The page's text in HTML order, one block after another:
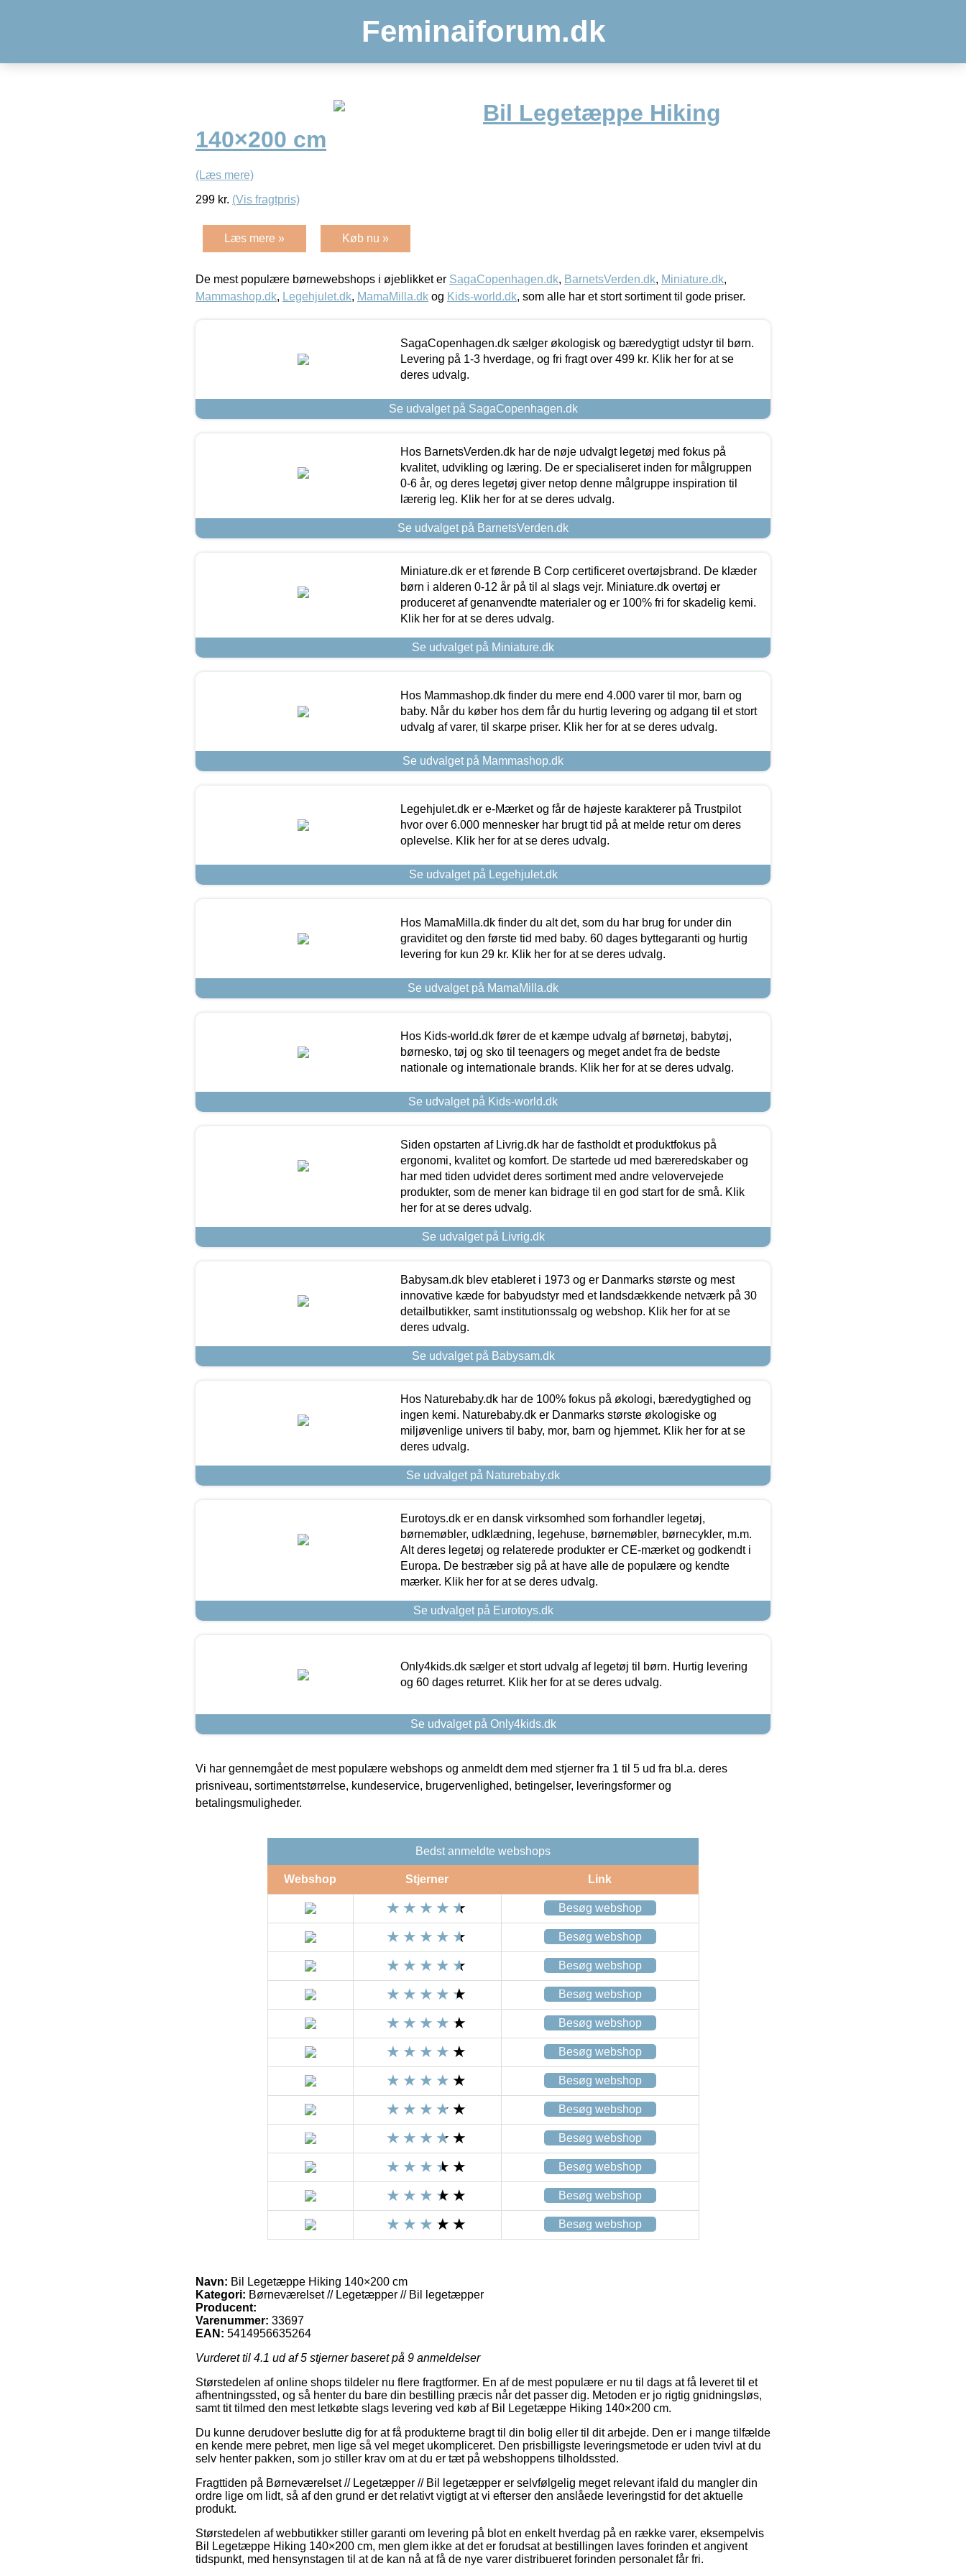
Feminaiforum.dk
Bil Legetæppe Hiking
140×200 cm
(Læs mere)
299 kr. (Vis fragtpris)
Læs mere » Køb nu »
De mest populære børnewebshops i øjeblikket er SagaCopenhagen.dk, BarnetsVerden.dk, Miniature.dk,
Mammashop.dk, Legehjulet.dk, MamaMilla.dk og Kids-world.dk, som alle har et stort sortiment til gode priser.
SagaCopenhagen.dk sælger økologisk og bæredygtigt udstyr til børn.
Levering på 1-3 hverdage, og fri fragt over 499 kr. Klik her for at se
deres udvalg.
Se udvalget på SagaCopenhagen.dk
Hos BarnetsVerden.dk har de nøje udvalgt legetøj med fokus på
kvalitet, udvikling og læring. De er specialiseret inden for målgruppen
0-6 år, og deres legetøj giver netop denne målgruppe inspiration til
lærerig leg. Klik her for at se deres udvalg.
Se udvalget på BarnetsVerden.dk
Miniature.dk er et førende B Corp certificeret overtøjsbrand. De klæder
børn i alderen 0-12 år på til al slags vejr. Miniature.dk overtøj er
produceret af genanvendte materialer og er 100% fri for skadelig kemi.
Klik her for at se deres udvalg.
Se udvalget på Miniature.dk
Hos Mammashop.dk finder du mere end 4.000 varer til mor, barn og
baby. Når du køber hos dem får du hurtig levering og adgang til et stort
udvalg af varer, til skarpe priser. Klik her for at se deres udvalg.
Se udvalget på Mammashop.dk
Legehjulet.dk er e-Mærket og får de højeste karakterer på Trustpilot
hvor over 6.000 mennesker har brugt tid på at melde retur om deres
oplevelse. Klik her for at se deres udvalg.
Se udvalget på Legehjulet.dk
Hos MamaMilla.dk finder du alt det, som du har brug for under din
graviditet og den første tid med baby. 60 dages byttegaranti og hurtig
levering for kun 29 kr. Klik her for at se deres udvalg.
Se udvalget på MamaMilla.dk
Hos Kids-world.dk fører de et kæmpe udvalg af børnetøj, babytøj,
børnesko, tøj og sko til teenagers og meget andet fra de bedste
nationale og internationale brands. Klik her for at se deres udvalg.
Se udvalget på Kids-world.dk
Siden opstarten af Livrig.dk har de fastholdt et produktfokus på
ergonomi, kvalitet og komfort. De startede ud med bæreredskaber og
har med tiden udvidet deres sortiment med andre velovervejede
produkter, som de mener kan bidrage til en god start for de små. Klik
her for at se deres udvalg.
Se udvalget på Livrig.dk
Babysam.dk blev etableret i 1973 og er Danmarks største og mest
innovative kæde for babyudstyr med et landsdækkende netværk på 30
detailbutikker, samt institutionssalg og webshop. Klik her for at se
deres udvalg.
Se udvalget på Babysam.dk
Hos Naturebaby.dk har de 100% fokus på økologi, bæredygtighed og
ingen kemi. Naturebaby.dk er Danmarks største økologiske og
miljøvenlige univers til baby, mor, barn og hjemmet. Klik her for at se
deres udvalg.
Se udvalget på Naturebaby.dk
Eurotoys.dk er en dansk virksomhed som forhandler legetøj,
børnemøbler, udklædning, legehuse, børnemøbler, børnecykler, m.m.
Alt deres legetøj og relaterede produkter er CE-mærket og godkendt i
Europa. De bestræber sig på at have alle de populære og kendte
mærker. Klik her for at se deres udvalg.
Se udvalget på Eurotoys.dk
Only4kids.dk sælger et stort udvalg af legetøj til børn. Hurtig levering
og 60 dages returret. Klik her for at se deres udvalg.
Se udvalget på Only4kids.dk
Vi har gennemgået de mest populære webshops og anmeldt dem med stjerner fra 1 til 5 ud fra bl.a. deres
prisniveau, sortimentstørrelse, kundeservice, brugervenlighed, betingelser, leveringsformer og
betalingsmuligheder.
Bedst anmeldte webshops
Webshop Stjerner Link
Besøg webshop
Besøg webshop
Besøg webshop
Besøg webshop
Besøg webshop
Besøg webshop
Besøg webshop
Besøg webshop
Besøg webshop
Besøg webshop
Besøg webshop
Besøg webshop
Navn: Bil Legetæppe Hiking 140×200 cm
Kategori: Børneværelset // Legetæpper // Bil legetæpper
Producent:
Varenummer: 33697
EAN: 5414956635264
Vurderet til 4.1 ud af 5 stjerner baseret på 9 anmeldelser
Størstedelen af online shops tildeler nu flere fragtformer. En af de mest populære er nu til dags at få leveret til et
afhentningssted, og så henter du bare din bestilling præcis når det passer dig. Metoden er jo rigtig gnidningsløs,
samt tit tilmed den mest letkøbte slags levering ved køb af Bil Legetæppe Hiking 140×200 cm.
Du kunne derudover beslutte dig for at få produkterne bragt til din bolig eller til dit arbejde. Den er i mange tilfælde
en kende mere pebret, men lige så vel meget ukompliceret. Den prisbilligste leveringsmetode er uden tvivl at du
selv henter pakken, som jo stiller krav om at du er tæt på webshoppens tilholdssted.
Fragttiden på Børneværelset // Legetæpper // Bil legetæpper er selvfølgelig meget relevant ifald du mangler din
ordre lige om lidt, så af den grund er det relativt vigtigt at vi efterser den anslåede leveringstid for det aktuelle
produkt.
Størstedelen af webbutikker stiller garanti om levering på blot en enkelt hverdag på en række varer, eksempelvis
Bil Legetæppe Hiking 140×200 cm, men glem ikke at det er forudsat at bestillingen laves forinden et angivent
tidspunkt, med hensynstagen til at de kan nå at få de nye varer distribueret forinden personalet får fri.